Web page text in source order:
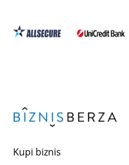
Kupi biznis